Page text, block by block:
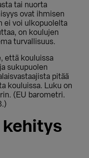
tai nuorta
ovat ihmisen
ei voi ulkopuolelta
on koulujen
turvallisuus.
että kouluissa
sukupuolen
pitää
kouluissa. Luku on
(EU barometri.
kehitys